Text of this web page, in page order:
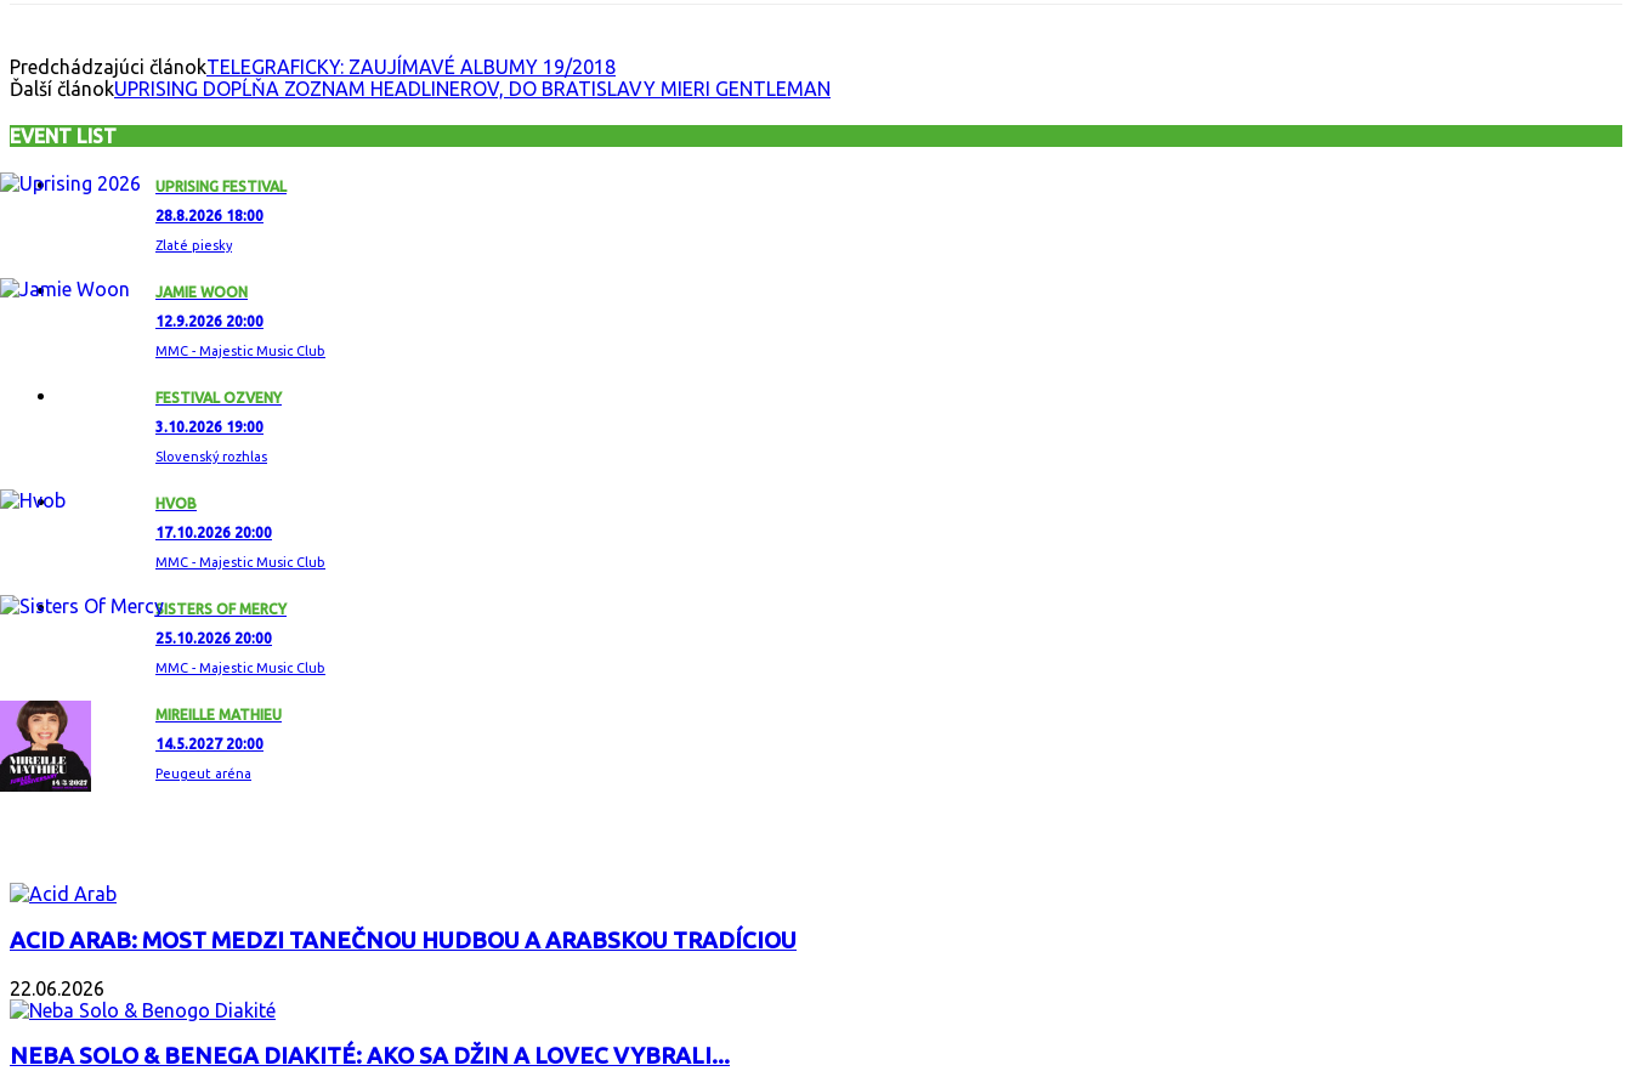
Predchádzajúci článokTELEGRAFICKY: ZAUJÍMAVÉ ALBUMY 19/2018
Ďalší článokUPRISING DOPĹŇA ZOZNAM HEADLINEROV, DO BRATISLAVY MIERI GENTLEMAN
EVENT LIST
UPRISING FESTIVAL
28.8.2026 18:00
Zlaté piesky
JAMIE WOON
12.9.2026 20:00
MMC - Majestic Music Club
FESTIVAL OZVENY
3.10.2026 19:00
Slovenský rozhlas
HVOB
17.10.2026 20:00
MMC - Majestic Music Club
SISTERS OF MERCY
25.10.2026 20:00
MMC - Majestic Music Club
MIREILLE MATHIEU
14.5.2027 20:00
Peugeut aréna
ACID ARAB: MOST MEDZI TANEČNOU HUDBOU A ARABSKOU TRADÍCIOU
22.06.2026
NEBA SOLO & BENEGA DIAKITÉ: AKO SA DŽIN A LOVEC VYBRALI...